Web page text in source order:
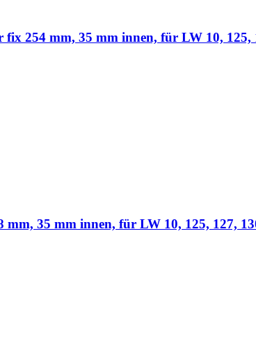
254 mm, 35 mm innen, für LW 10, 125,
35 mm innen, für LW 10, 125, 127,